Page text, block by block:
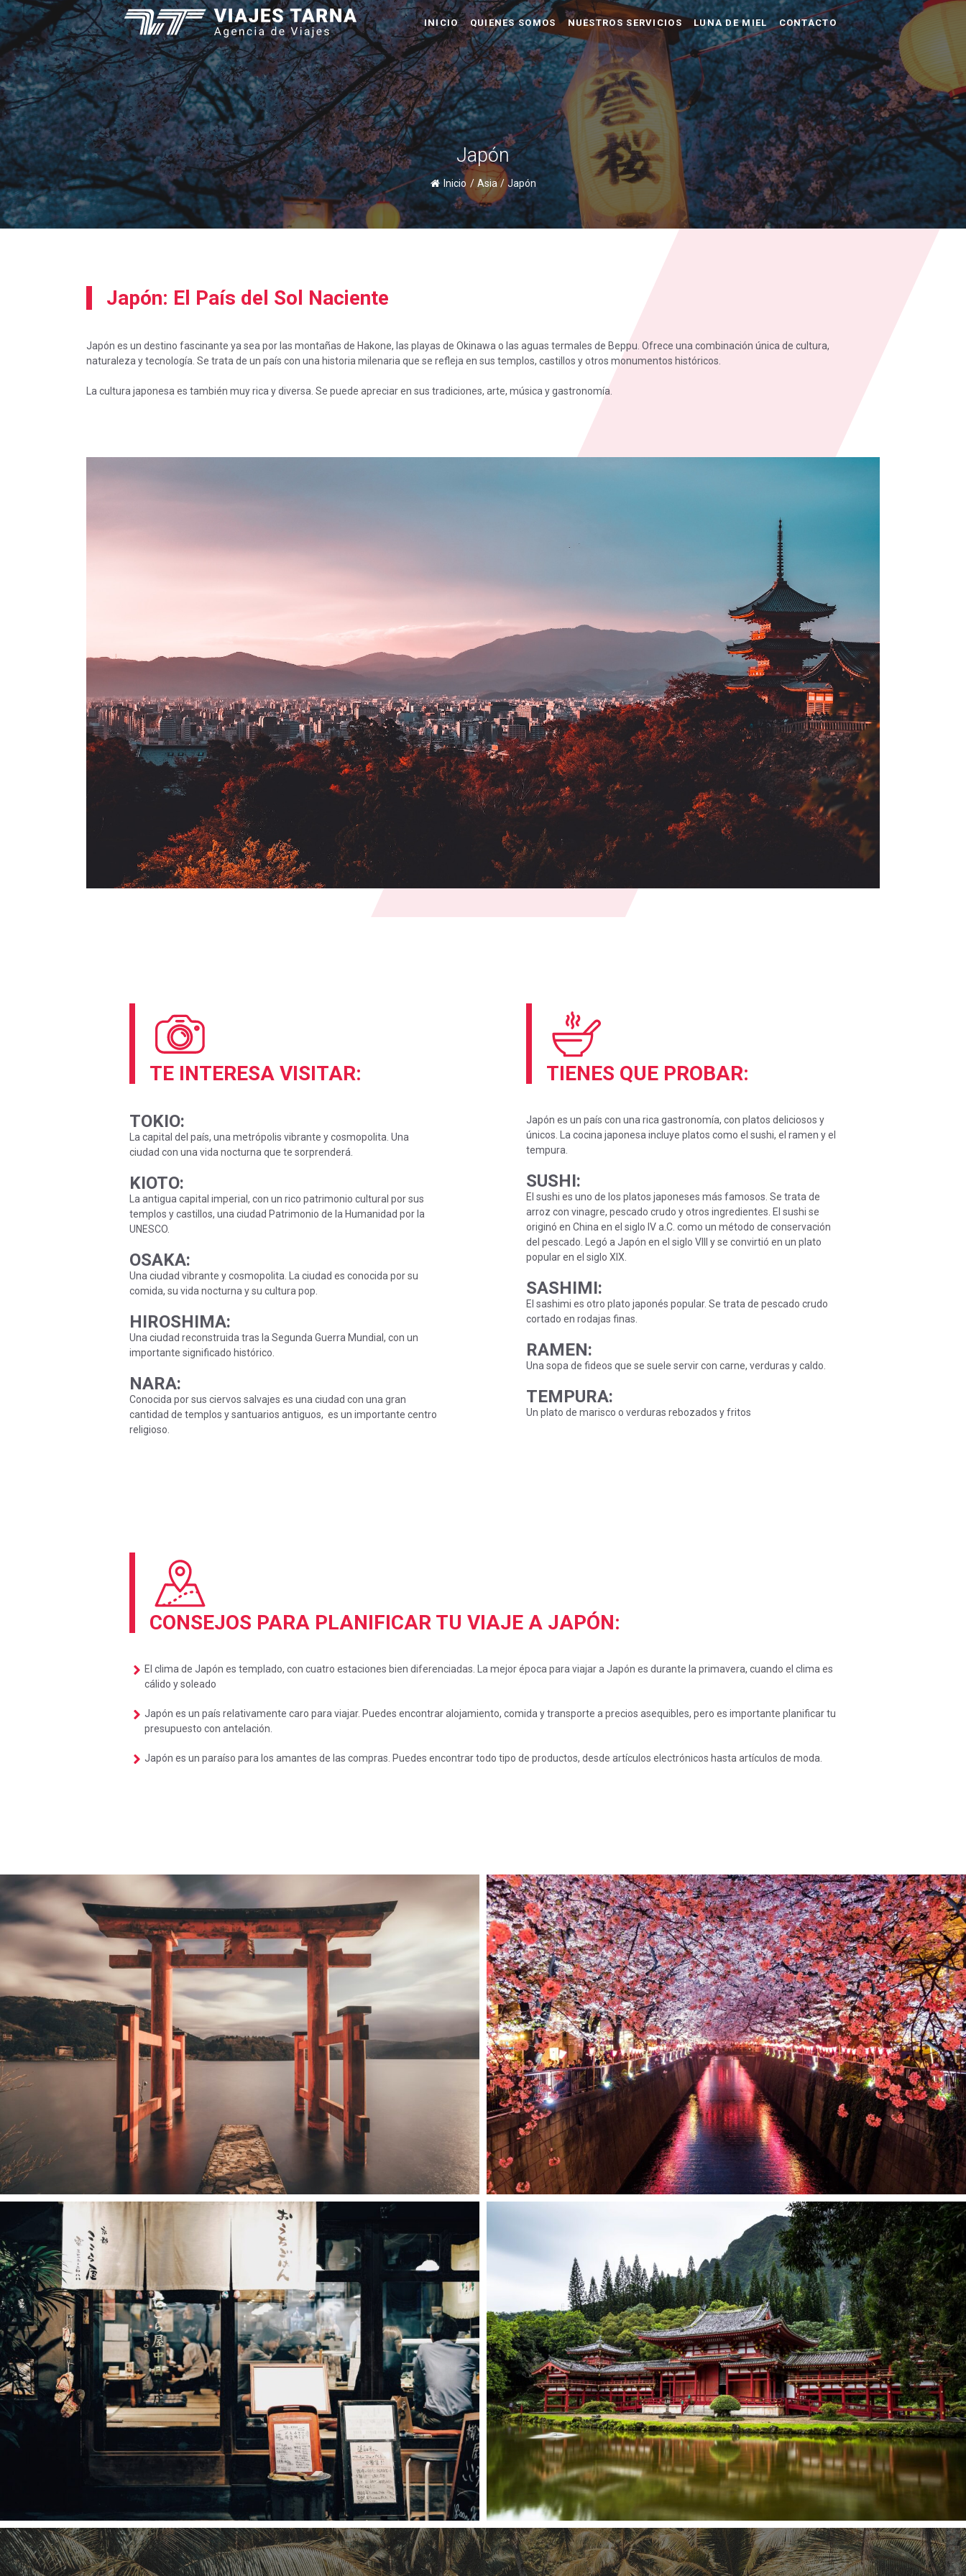
Saltar
al
contenido
INICIO QUIENES SOMOS NUESTROS SERVICIOS LUNA DE MIEL CONTACTO
Japón
Inicio / Asia / Japón
Japón: El País del Sol Naciente
Japón es un destino fascinante ya sea por las montañas de Hakone, las playas de Okinawa o las aguas termales de Beppu. Ofrece una combinación única de cultura,
naturaleza y tecnología. Se trata de un país con una historia milenaria que se refleja en sus templos, castillos y otros monumentos históricos.
La cultura japonesa es también muy rica y diversa. Se puede apreciar en sus tradiciones, arte, música y gastronomía.
TE INTERESA VISITAR:
TOKIO:
La capital del país, una metrópolis vibrante y cosmopolita. Una
ciudad con una vida nocturna que te sorprenderá.
KIOTO:
La antigua capital imperial, con un rico patrimonio cultural por sus
templos y castillos, una ciudad Patrimonio de la Humanidad por la
UNESCO.
OSAKA:
Una ciudad vibrante y cosmopolita. La ciudad es conocida por su
comida, su vida nocturna y su cultura pop.
HIROSHIMA:
Una ciudad reconstruida tras la Segunda Guerra Mundial, con un
importante significado histórico.
NARA:
Conocida por sus ciervos salvajes es una ciudad con una gran
cantidad de templos y santuarios antiguos, es un importante centro
religioso.
TIENES QUE PROBAR:
Japón es un país con una rica gastronomía, con platos deliciosos y
únicos. La cocina japonesa incluye platos como el sushi, el ramen y el
tempura.
SUSHI:
El sushi es uno de los platos japoneses más famosos. Se trata de
arroz con vinagre, pescado crudo y otros ingredientes. El sushi se
originó en China en el siglo IV a.C. como un método de conservación
del pescado. Legó a Japón en el siglo VIII y se convirtió en un plato
popular en el siglo XIX.
SASHIMI:
El sashimi es otro plato japonés popular. Se trata de pescado crudo
cortado en rodajas finas.
RAMEN:
Una sopa de fideos que se suele servir con carne, verduras y caldo.
TEMPURA:
Un plato de marisco o verduras rebozados y fritos
CONSEJOS PARA PLANIFICAR TU VIAJE A JAPÓN:
El clima de Japón es templado, con cuatro estaciones bien diferenciadas. La mejor época para viajar a Japón es durante la primavera, cuando el clima es
cálido y soleado
Japón es un país relativamente caro para viajar. Puedes encontrar alojamiento, comida y transporte a precios asequibles, pero es importante planificar tu
presupuesto con antelación.
Japón es un paraíso para los amantes de las compras. Puedes encontrar todo tipo de productos, desde artículos electrónicos hasta artículos de moda.